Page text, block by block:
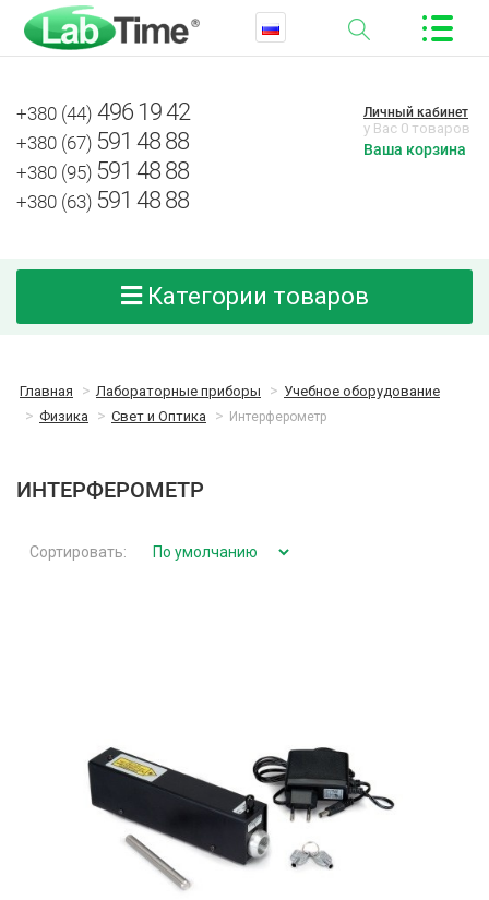
+380 (44) 496 19 42
+380 (67) 591 48 88
+380 (95) 591 48 88
+380 (63) 591 48 88
Личный кабинет
у Вас 0 товаров
Ваша корзина
Категории товаров
Главная Лабораторные приборы
Учебное оборудование
Физика
Свет и Оптика Интерферометр
ИНТЕРФЕРОМЕТР
Сортировать: